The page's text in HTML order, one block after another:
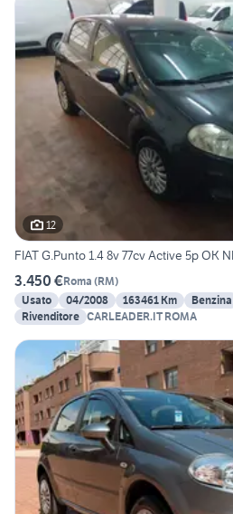
12
FIAT G.Punto 1.4 8v 77cv Active 5p OK
3.450 €Roma (RM)
Usato
04/2008 163461 Km Benzina
Rivenditore CARLEADER.IT ROMA